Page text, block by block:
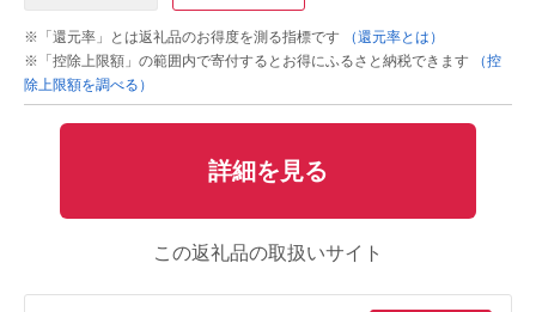
※「還元率」とは返礼品のお得度を測る指標です
（還元率とは）
※「控除上限額」の範囲内で寄付するとお得にふるさと納税できます
（控
除上限額を調べる）
詳細を見る
この返礼品の取扱いサイト